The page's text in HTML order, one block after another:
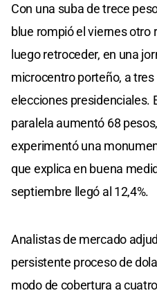
Con una suba de trece
blue rompió el viernes otro
luego retroceder, en una
microcentro porteño, a
elecciones presidenciales.
paralela aumentó 68
experimentó una
que explica en buena
septiembre llegó al 12,4%.
Analistas de mercado
persistente proceso de
modo de cobertura a